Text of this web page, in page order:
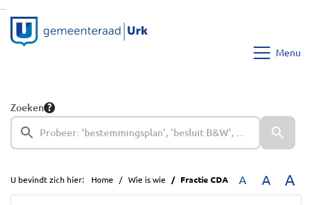
Ga naar de inhoud van deze pagina
Ga naar het zoeken
Ga naar het menu
Menu
Zoeken
U bevindt zich hier: Home Wie is wie Fractie CDA A A A